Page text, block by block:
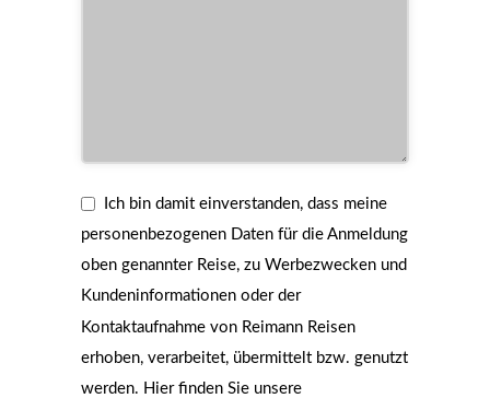
Ich bin damit einverstanden, dass meine
personenbezogenen Daten für die Anmeldung
oben genannter Reise, zu Werbezwecken und
Kundeninformationen oder der
Kontaktaufnahme von Reimann Reisen
erhoben, verarbeitet, übermittelt bzw. genutzt
werden. Hier finden Sie unsere